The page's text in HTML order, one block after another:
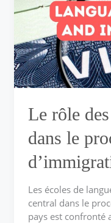
Le rôle
dans le
Les écoles de
central dans le
pays est confronté
de
langues
dans
le
processus
d’immigration
en